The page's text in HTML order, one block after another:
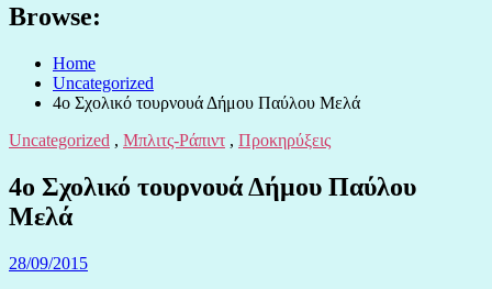
Browse:
Home
Uncategorized
Uncategorized , Μπλιτς-Ράπιντ , Προκηρύξεις
4o Σχολικό τουρνουά Δήμου Παύλου
28/09/2015